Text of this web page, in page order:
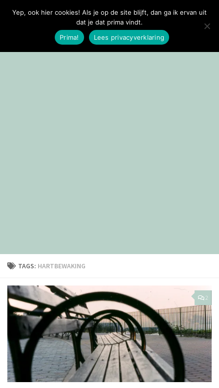
Doorgaan naar inhoud
TAGS: HARTBEWAKING
2
Yep, ook hier cookies! Als je op de site blijft, dan ga ik ervan uit
dat je dat prima vindt.
Prima!
Lees privacyverklaring